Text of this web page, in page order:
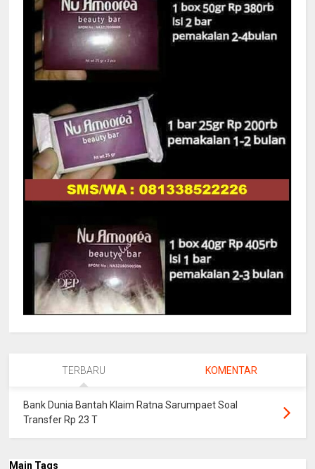
TERBARU KOMENTAR
Bank Dunia Bantah Klaim Ratna Sarumpaet Soal
Transfer Rp 23 T
Main Tags